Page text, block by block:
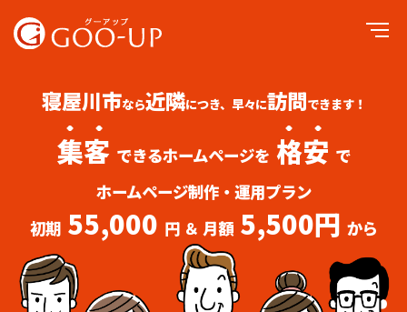
寝屋川市なら近隣につき、早々に訪問できます！
集客 できるホームページを 格安 で
ホームページ制作・運用プラン
初期 55,000 円 ＆ 月額 5,500円 から